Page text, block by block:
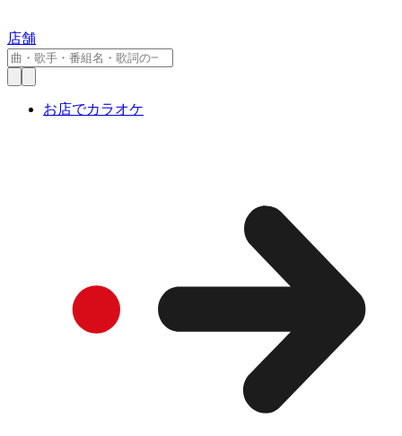
店舗
お店でカラオケ